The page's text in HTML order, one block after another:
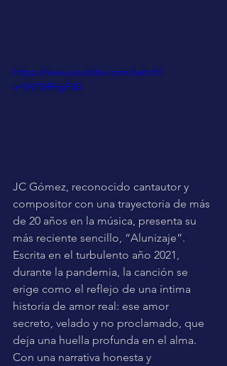
https://www.youtube.com/watch?
v=SV159lHgF40
JC Gómez, reconocido cantautor y
compositor con una trayectoria de más
de 20 años en la música, presenta su
más reciente sencillo, “Alunizaje”.
Escrita en el turbulento año 2021,
durante la pandemia, la canción se
erige como el reflejo de una íntima
historia de amor real: ese amor
secreto, velado y no proclamado, que
deja una huella profunda en el alma.
Con una narrativa honesta y